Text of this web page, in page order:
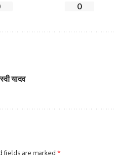
0
यादव
fields are marked *